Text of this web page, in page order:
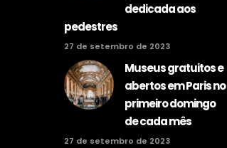
dedicada aos
pedestres
27 de setembro de 2023
Museus gratuitos e
abertos em Paris no
primeiro domingo
de cada mês
27 de setembro de 2023